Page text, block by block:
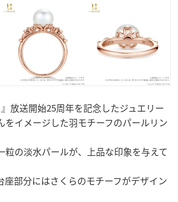
放送開始25周年を記念したジュエリー
をイメージした羽モチーフのパールリン
粒の淡水パールが、上品な印象を与えて
座部分にはさくらのモチーフがデザイン